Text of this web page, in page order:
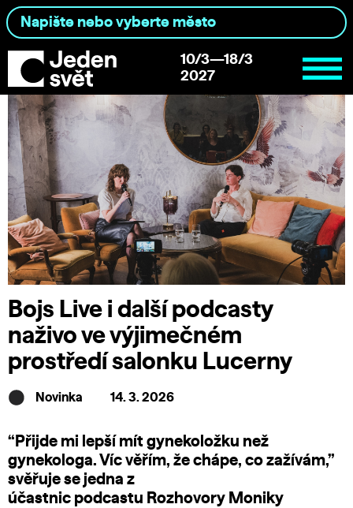
10/3—18/3
2027
Bojs Live i další podcasty
naživo ve výjimečném
prostředí salonku Lucerny
Novinka 14. 3. 2026
“Přijde mi lepší mít gynekoložku než
gynekologa. Víc věřím, že chápe, co zažívám,”
svěřuje se jedna z
účastnic podcastu Rozhovory Moniky